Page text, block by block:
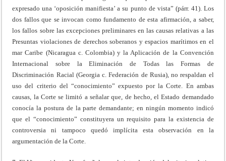
expresado una ‘oposición manifiesta’ a su punto de vista” (párr. 41). Los
dos fallos que se invocan como fundamento de esta afirmación, a saber,
los fallos sobre las excepciones preliminares en las causas relativas a las
Presuntas violaciones de derechos soberanos y espacios marítimos en el
mar Caribe (Nicaragua c. Colombia) y la Aplicación de la Convención
Internacional sobre la Eliminación de Todas las Formas de
Discriminación Racial (Georgia c. Federación de Rusia), no respaldan el
uso del criterio del “conocimiento” expuesto por la Corte. En ambas
causas, la Corte se limitó a señalar que, de hecho, el Estado demandado
conocía la postura de la parte demandante; en ningún momento indicó
que el “conocimiento” constituyera un requisito para la existencia de
controversia ni tampoco quedó implícita esta observación en la
argumentación de la Corte.